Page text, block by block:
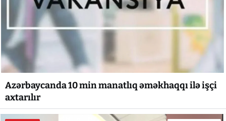
Azərbaycanda 10 min manatlıq əməkhaqqı ilə işçi
axtarılır